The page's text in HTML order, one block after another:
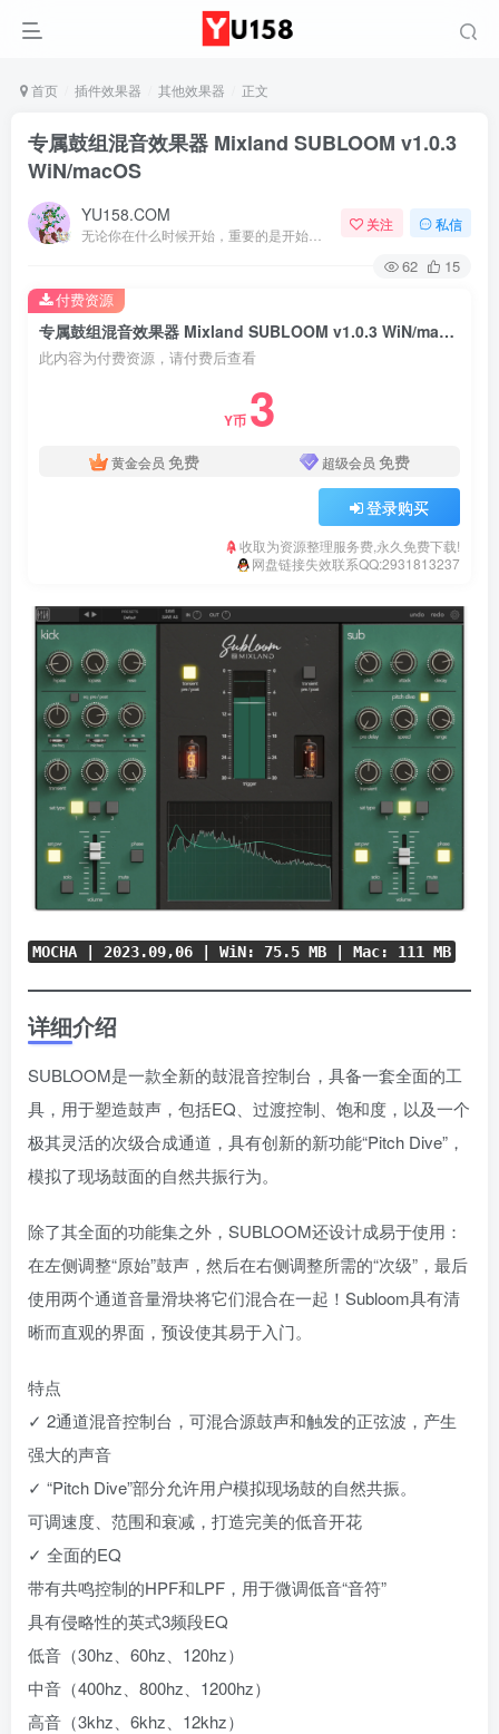
首页 插件效果器 其他效果器 正文
专属鼓组混音效果器 Mixland SUBLOOM v1.0.3
WiN/macOS
YU158.COM 关注 私信
62 15
专属鼓组混音效果器 Mixland SUBLOOM v1.0.3 WiN/macOS
此内容为付费资源，请付费后查看
Y币 3
黄金会员 免费 超级会员 免费
登录购买
收取为资源整理服务费,永久免费下载!
网盘链接失效联系QQ:2931813237
付费资源
MOCHA | 2023.09,06 | WiN: 75.5 MB | Mac: 111 MB
详细介绍
SUBLOOM是一款全新的鼓混音控制台，具备一套全面的工
具，用于塑造鼓声，包括EQ、过渡控制、饱和度，以及一个
极其灵活的次级合成通道，具有创新的新功能“Pitch Dive”，
模拟了现场鼓面的自然共振行为。
除了其全面的功能集之外，SUBLOOM还设计成易于使用：
在左侧调整“原始”鼓声，然后在右侧调整所需的“次级”，最后
使用两个通道音量滑块将它们混合在一起！Subloom具有清
晰而直观的界面，预设使其易于入门。
特点
✓ 2通道混音控制台，可混合源鼓声和触发的正弦波，产生
强大的声音
✓ “Pitch Dive”部分允许用户模拟现场鼓的自然共振。
可调速度、范围和衰减，打造完美的低音开花
✓ 全面的EQ
带有共鸣控制的HPF和LPF，用于微调低音“音符”
具有侵略性的英式3频段EQ
低音（30hz、60hz、120hz）
中音（400hz、800hz、1200hz）
高音（3khz、6khz、12khz）